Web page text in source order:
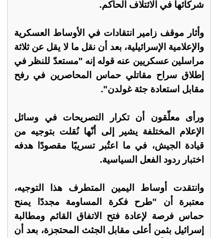
شركائها في الائتلاف الحاكم.
وأثار موقف زامير انتقادات في الأوساط العسكرية
والإعلامية الإسرائيلية، بعد أن نقل ما لا يقل عن ثلاثة
مراسلين عسكريين عنه قوله إنه "مستعدّ للنظر في
إطلاق سراح مقاتلي حماس المحاصرين في رفح
مقابل استعادة جثة غولدن".
ورأى معلّقون أن تكرار التصريحات في وسائل
الإعلام المختلفة يشير إلى أنّها نُقلت بتوجيه من
قيادة الجيش، في ما اعتُبر تسريبًا مقصودًا هدفه
اختبار ردود الفعل السياسية.
وانتقدت أوساط اليمين المتطرف هذا التوجيه،
معتبرة أن "طرح فكرة المساومة مجددًا يمنح
حماس فرصة لإعادة فتح الاتفاق القائم ومطالبة
إسرائيل بثمن أعلى مقابل الجثث المحتجزة، بعد أن